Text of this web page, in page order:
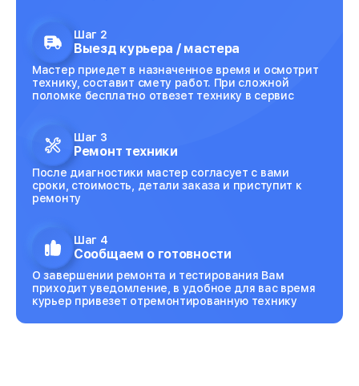
Шаг 2
Выезд курьера / мастера
Мастер приедет в назначенное время и осмотрит
технику, составит смету работ. При сложной
поломке бесплатно отвезет технику в сервис
Шаг 3
Ремонт техники
После диагностики мастер согласует с вами
сроки, стоимость, детали заказа и приступит к
ремонту
Шаг 4
Сообщаем о готовности
О завершении ремонта и тестирования Вам
приходит уведомление, в удобное для вас время
курьер привезет отремонтированную технику